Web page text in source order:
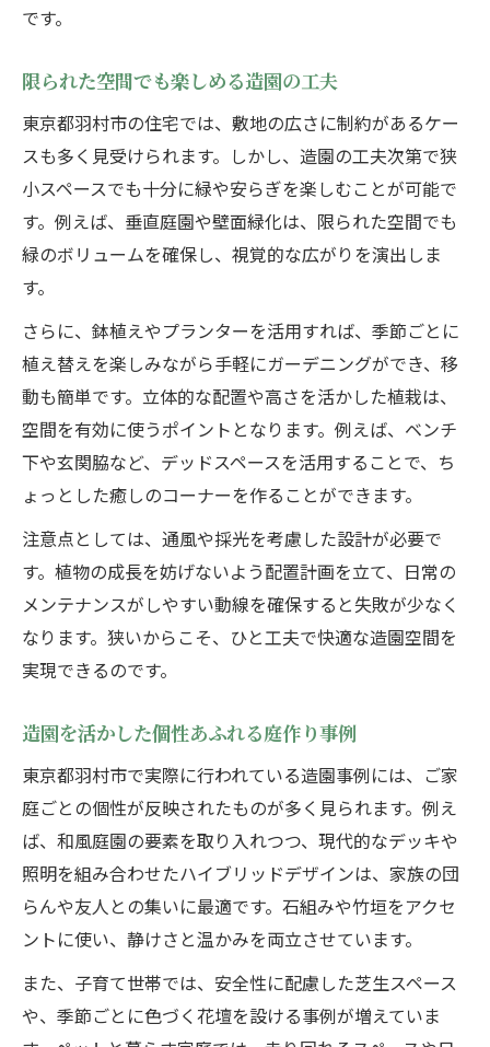
造園業者が語る理想の庭づくりの秘訣
プロの造園設計で失敗しないための工夫
造園相談時に確認すべきポイントとは
納得できる造園プランの選び方を解説
造園工事の流れと注意点を詳しく紹介
です。
限られた空間でも楽しめる造園の工夫
東京都羽村市の住宅では、敷地の広さに制約があるケー
スも多く見受けられます。しかし、造園の工夫次第で狭
小スペースでも十分に緑や安らぎを楽しむことが可能で
す。例えば、垂直庭園や壁面緑化は、限られた空間でも
緑のボリュームを確保し、視覚的な広がりを演出しま
す。
さらに、鉢植えやプランターを活用すれば、季節ごとに
植え替えを楽しみながら手軽にガーデニングができ、移
動も簡単です。立体的な配置や高さを活かした植栽は、
空間を有効に使うポイントとなります。例えば、ベンチ
下や玄関脇など、デッドスペースを活用することで、ち
ょっとした癒しのコーナーを作ることができます。
注意点としては、通風や採光を考慮した設計が必要で
す。植物の成長を妨げないよう配置計画を立て、日常の
メンテナンスがしやすい動線を確保すると失敗が少なく
なります。狭いからこそ、ひと工夫で快適な造園空間を
実現できるのです。
造園を活かした個性あふれる庭作り事例
東京都羽村市で実際に行われている造園事例には、ご家
庭ごとの個性が反映されたものが多く見られます。例え
ば、和風庭園の要素を取り入れつつ、現代的なデッキや
照明を組み合わせたハイブリッドデザインは、家族の団
らんや友人との集いに最適です。石組みや竹垣をアクセ
ントに使い、静けさと温かみを両立させています。
また、子育て世帯では、安全性に配慮した芝生スペース
や、季節ごとに色づく花壇を設ける事例が増えていま